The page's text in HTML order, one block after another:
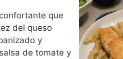
que
del queso
y
de tomate y